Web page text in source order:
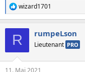
R
e
wizard1701
R rumpeLson
Lieutenant PRO
11. Mai 2021